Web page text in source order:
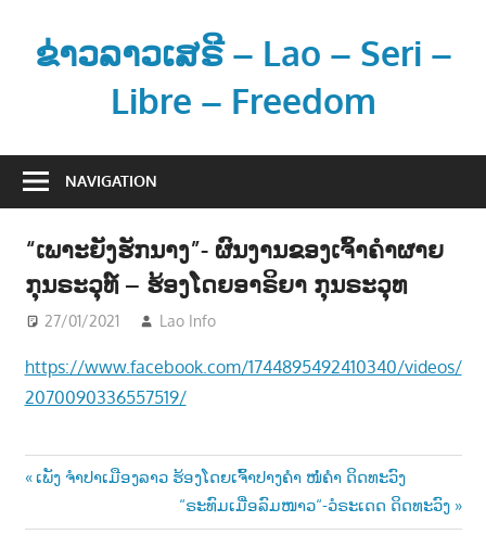
contentຂ່າວລາວເສຣີ – Lao – Seri –
Libre – Freedom
າ
ະ
ຂໍ້
ນ
ຂ່
ວ
ສ
NAVIGATION
“ເພາະຍັງຮັກນາງ”- ຜົນງານຂອງເຈົ້າຄຳຜາຍ
ກຸນຣະວຸທ໌ – ຮ້ອງໂດຍອາຣິຍາ ກຸນຣະວຸທ
27/01/2021 Lao Info
https://www.facebook.com/1744895492410340/videos/
2070090336557519/
Post
navigation
Previous
ເພັງ ຈຳປາເມືອງລາວ ຮ້ອງໂດຍເຈົ້າປາງຄຳ ໜໍ່ຄຳ ດິດທະວົງ
Next
Post:
“ຣະທົມເມື່ອລົມໜາວ“-ວໍຣະເດດ ດິດທະວົງ